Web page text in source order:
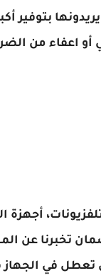
بتوفير
اعفاء من
أجهزة
تخبرنا عن
في الجهاز